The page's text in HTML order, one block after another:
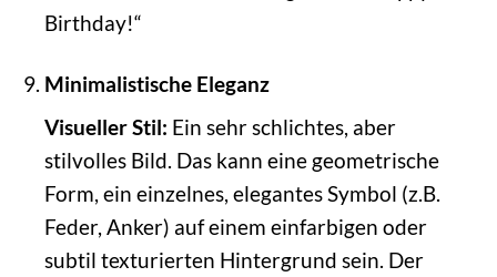
Birthday!“
Minimalistische Eleganz
Visueller Stil: Ein sehr schlichtes, aber
stilvolles Bild. Das kann eine geometrische
Form, ein einzelnes, elegantes Symbol (z.B.
Feder, Anker) auf einem einfarbigen oder
subtil texturierten Hintergrund sein. Der